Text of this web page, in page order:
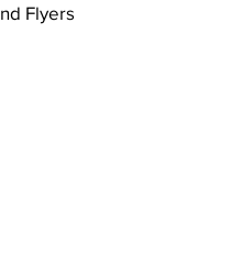
Flyers